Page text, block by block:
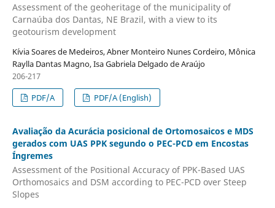
Assessment of the geoheritage of the municipality of
Carnaúba dos Dantas, NE Brazil, with a view to its
geotourism development
Kívia Soares de Medeiros, Abner Monteiro Nunes Cordeiro, Mônica
Raylla Dantas Magno, Isa Gabriela Delgado de Araújo
206-217
PDF/A
PDF/A (English)
Avaliação da Acurácia posicional de Ortomosaicos e MDS
gerados com UAS PPK segundo o PEC-PCD em Encostas
Íngremes
Assessment of the Positional Accuracy of PPK-Based UAS
Orthomosaics and DSM according to PEC-PCD over Steep
Slopes